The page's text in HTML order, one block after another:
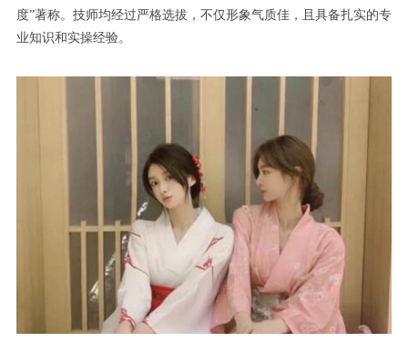
度”著称。技师均经过严格选拔，不仅形象气质佳，且具备扎实的专
业知识和实操经验。